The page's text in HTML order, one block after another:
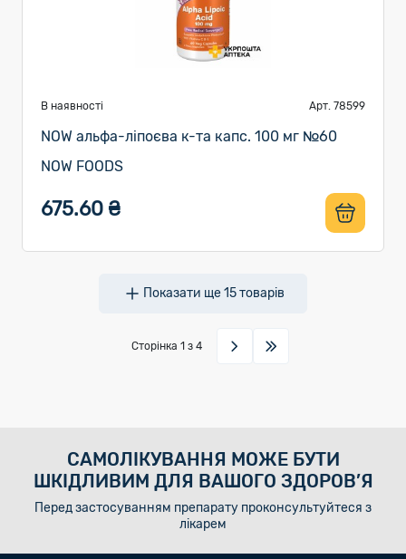
В наявності Арт. 78599
NOW альфа-ліпоєва к-та капс. 100 мг №60
NOW FOODS
675.60 ₴
Показати ще15товарів
Сторінка 1 з 4
САМОЛІКУВАННЯ МОЖЕ БУТИ
ШКІДЛИВИМ ДЛЯ ВАШОГО ЗДОРОВ’Я
Перед застосуванням препарату проконсультуйтеся з
лікарем